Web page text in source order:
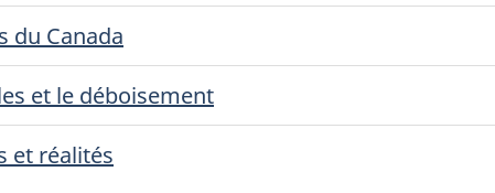
du Canada
et le déboisement
et réalités